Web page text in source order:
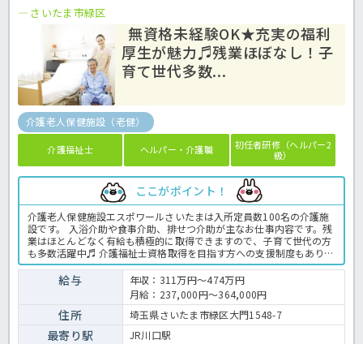
さいたま市緑区
無資格未経験OK★充実の福利
厚生が魅力♬残業ほぼなし！子
育て世代多数...
介護老人保健施設（老健）
介護福祉士 ヘルパー・介護職
初任者研修（ヘルパー2
級）
ここがポイント！
介護老人保健施設エスポワールさいたまは入所定員数100名の介護施
設です。 入浴介助や食事介助、排せつ介助が主なお仕事内容です。残
業はほとんどなく有給も積極的に取得できますので、子育て世代の方
も多数活躍中♬ 介護福祉士資格取得を目指す方への支援制度もあり、
必要な費用は法人が全額負担！現在介護職員の60％以上が介護福祉士
と、知識、技術ともに高水準のケアを行っており学びの多い職場です
よ。 子育て中の方にうれしい、保育費や学童保育費への補助制度もご
ざいます。お子様がいらっしゃる方、無資格・未経験でもこれから介
護のプロとして学んでいきたい方、ご応募お待ちしています♬ 老健で
の介護業務全般です。＜介護職 正職員 老健の求人＞
給与
年収：311万円～474万円
月給：237,000円～364,000円
住所 埼玉県さいたま市緑区大門1548-7
最寄り駅 JR川口駅